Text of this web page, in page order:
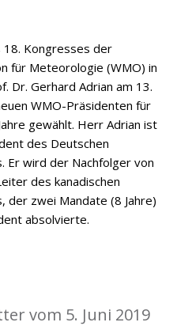
18. Kongresses der
für Meteorologie (WMO) in
Dr. Gerhard Adrian am 13.
WMO-Präsidenten für
gewählt. Herr Adrian ist
des Deutschen
Er wird der Nachfolger von
des kanadischen
der zwei Mandate (8 Jahre)
absolvierte.
vom 5. Juni 2019